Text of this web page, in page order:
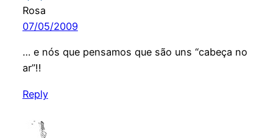
Rosa
07/05/2009
… e nós que pensamos que são uns “cabeça no
ar”!!
Reply